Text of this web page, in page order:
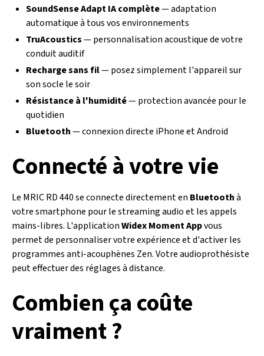
SoundSense Adapt IA complète— adaptation
automatique à tous vos environnements
TruAcoustics— personnalisation acoustique de votre
conduit auditif
Recharge sans fil— posez simplement l'appareil sur
son socle le soir
Résistance à l'humidité— protection avancée pour le
quotidien
Bluetooth— connexion directe iPhone et Android
Connecté à votre vie
Le MRIC RD 440 se connecte directement en Bluetoothà
votre smartphone pour le streaming audio et les appels
mains-libres. L'applicationWidex Moment Appvous
permet de personnaliser votre expérience et d'activer les
programmes anti-acouphènes Zen. Votre audioprothésiste
peut effectuer des réglages à distance.
Combien ça coûte
vraiment ?